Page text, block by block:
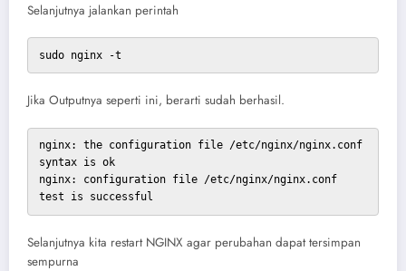
Selanjutnya jalankan perintah
sudo nginx -t
Jika Outputnya seperti ini, berarti sudah berhasil.
nginx: the configuration file /etc/nginx/nginx.conf
syntax is ok
nginx: configuration file /etc/nginx/nginx.conf
test is successful
Selanjutnya kita restart NGINX agar perubahan dapat tersimpan
sempurna